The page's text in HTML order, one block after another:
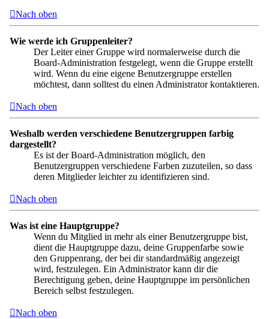
Nach oben
Wie werde ich Gruppenleiter?
Der Leiter einer Gruppe wird normalerweise durch die
Board-Administration festgelegt, wenn die Gruppe erstellt
wird. Wenn du eine eigene Benutzergruppe erstellen
möchtest, dann solltest du einen Administrator kontaktieren.
Nach oben
Weshalb werden verschiedene Benutzergruppen farbig
dargestellt?
Es ist der Board-Administration möglich, den
Benutzergruppen verschiedene Farben zuzuteilen, so dass
deren Mitglieder leichter zu identifizieren sind.
Nach oben
Was ist eine Hauptgruppe?
Wenn du Mitglied in mehr als einer Benutzergruppe bist,
dient die Hauptgruppe dazu, deine Gruppenfarbe sowie
den Gruppenrang, der bei dir standardmäßig angezeigt
wird, festzulegen. Ein Administrator kann dir die
Berechtigung geben, deine Hauptgruppe im persönlichen
Bereich selbst festzulegen.
Nach oben